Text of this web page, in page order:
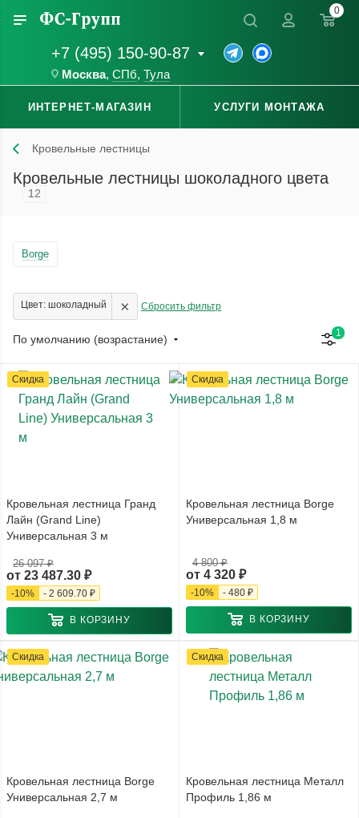
+7 (495) 150-90-87
Москва, СПб, Тула
0
ИНТЕРНЕТ-МАГАЗИН УСЛУГИ МОНТАЖА
Кровельные лестницы
Кровельные лестницы шоколадного цвета
12
Borge
Цвет: шоколадный × Сбросить фильтр
По умолчанию (возрастание) 1
Скидка
Кровельная лестница Гранд
Лайн (Grand Line)
Универсальная 3 м
от 23 487.30 ₽
26 097 ₽
-10% - 2 609.70 ₽
В КОРЗИНУ
Скидка
Кровельная лестница Borge
Универсальная 1,8 м
от 4 320 ₽
4 800 ₽
-10% - 480 ₽
В КОРЗИНУ
Скидка
Кровельная лестница Borge
Универсальная 2,7 м
Скидка
Кровельная лестница Металл
Профиль 1,86 м